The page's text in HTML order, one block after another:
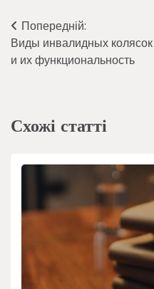
Навігація
записів
Попередній:
Виды инвалидных колясок
и их функциональность
Схожі статті